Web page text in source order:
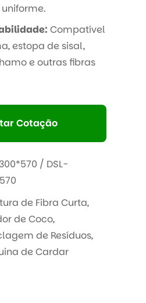
Compatível
estopa de sisal,
e outras fibras
Cotação
/ DSL-
de Fibra Curta,
de Coco,
de Resíduos,
de Cardar